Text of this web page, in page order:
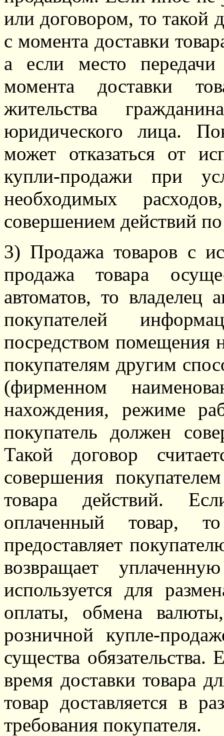
или договором, то такой
с момента доставки
а если место
момента доставки
жительства
юридического лица.
может отказаться от
купли-продажи при
необходимых
совершением действий
3) Продажа товаров с
продажа товара
автоматов, то владелец
покупателей
посредством помещения
покупателям другим
(фирменном
нахождения, режиме
покупатель должен
Такой договор
совершения
товара действий.
оплаченный товар, то
предоставляет
возвращает
используется для
оплаты, обмена
розничной купле-
существа
время доставки товара
товар доставляется в
требования покупателя.